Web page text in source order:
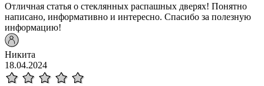
Отличная статья о стеклянных распашных дверях! Понятно
написано, информативно и интересно. Спасибо за полезную
информацию!
Никита
18.04.2024